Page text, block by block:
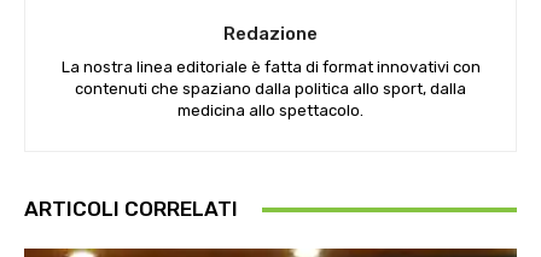
Redazione
La nostra linea editoriale è fatta di format innovativi con
contenuti che spaziano dalla politica allo sport, dalla
medicina allo spettacolo.
ARTICOLI CORRELATI